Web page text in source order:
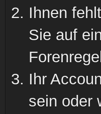
Ihnen
Sie auf
Ihr
sein oder